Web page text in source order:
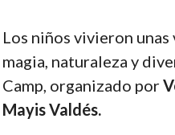
Los niños vivieron
magia, naturaleza y
Camp, organizado por
Mayis Valdés.